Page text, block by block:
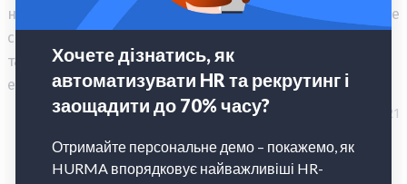
найму людей, у яких високий емоційний інтелект. Адже
саме ці люди здатні ефективно працювати в команді
та керувати персоналом, розуміючи його потреби та
емоції.
21.08.2021